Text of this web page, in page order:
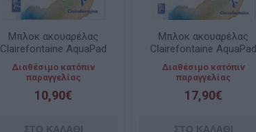
Μπλοκ ακουαρέλας
Clairefontaine AquaPad
cold pressed 70φ. A5
14.8x21cm 300gr
Διαθέσιμο κατόπιν
παραγγελίας
10,90€
Μπλοκ ακουαρέλας
Clairefontaine AquaPad
cold pressed A4 50φ. A4
21x29.7cm 300gr
Διαθέσιμο κατόπιν
παραγγελίας
17,90€